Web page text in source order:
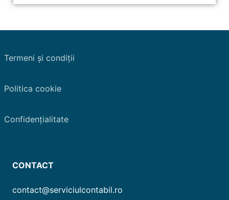
Termeni și condiții
Politica cookie
Confidențialitate
CONTACT
contact@serviciulcontabil.ro